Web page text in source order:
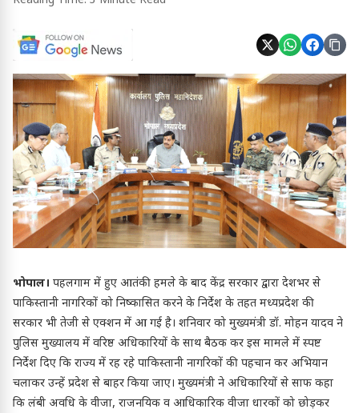
भोपाल। पहलगाम में हुए आतंकी हमले के बाद केंद्र सरकार द्वारा देशभर से
पाकिस्तानी नागरिकों को निष्कासित करने के निर्देश के तहत मध्यप्रदेश की
सरकार भी तेजी से एक्शन में आ गई है। शनिवार को मुख्यमंत्री डॉ. मोहन यादव ने
पुलिस मुख्यालय में वरिष्ठ अधिकारियों के साथ बैठक कर इस मामले में स्पष्ट
निर्देश दिए कि राज्य में रह रहे पाकिस्तानी नागरिकों की पहचान कर अभियान
चलाकर उन्हें प्रदेश से बाहर किया जाए। मुख्यमंत्री ने अधिकारियों से साफ कहा
कि लंबी अवधि के वीजा, राजनयिक व आधिकारिक वीजा धारकों को छोड़कर